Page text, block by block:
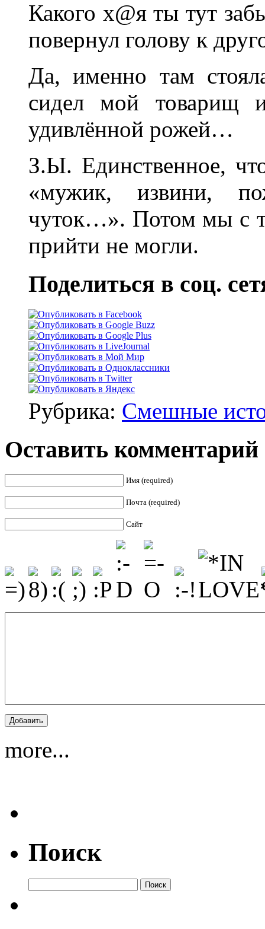
Какого х@я ты тут
повернул голову к
Да, именно там
сидел мой
удивлённой рожей…
З.Ы. Единственное,
«мужик, извини,
чуток…». Потом мы с
прийти не могли.
Поделиться в соц.
Рубрика: Смешные
Оставить комментарий
Имя (required)
Почта (required)
Сайт
more...
Поиск